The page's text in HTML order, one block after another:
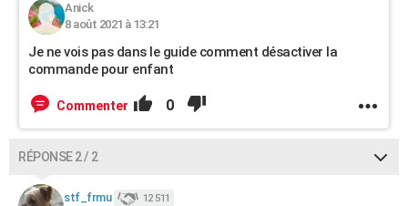
Anick
8 août 2021 à 13:21
Je ne vois pas dans le guide comment désactiver la
commande pour enfant
Commenter 0
RÉPONSE 2 / 2
stf_frmu 12 511